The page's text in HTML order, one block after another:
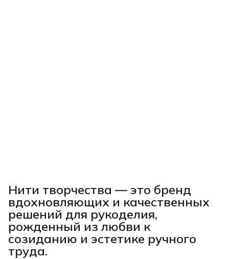
Нити творчества — это бренд
вдохновляющих и качественных
решений для рукоделия,
рожденный из любви к
созиданию и эстетике ручного
труда.